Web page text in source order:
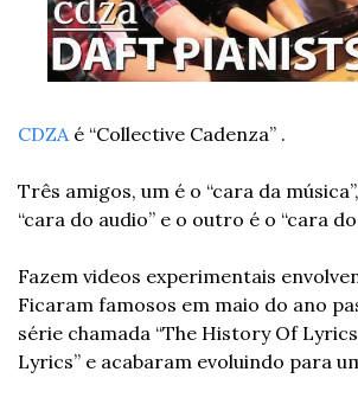
CDZA é “Collective Cadenza” .
Três amigos, um é o “cara da
“cara do audio” e o outro é o “cara do
Fazem videos experimentais
Ficaram famosos em maio do ano
série chamada “The History Of
Lyrics” e acabaram evoluindo para